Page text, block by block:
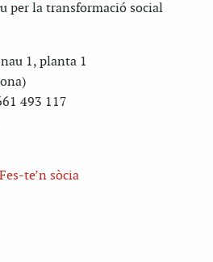
per la transformació social
1, planta 1
493 117
te’n sòcia